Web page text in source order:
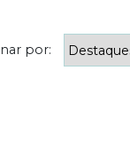
por: